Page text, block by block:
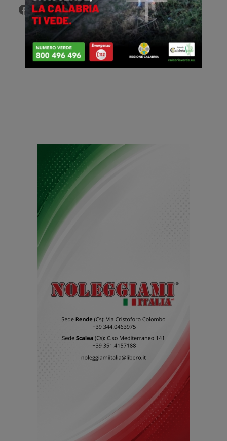
Facebook
Twitter